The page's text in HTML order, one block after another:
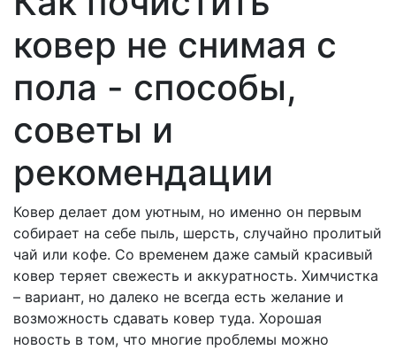
ковер не снимая с
пола - способы,
советы и
рекомендации
Ковер делает дом уютным, но именно он первым
собирает на себе пыль, шерсть, случайно пролитый
чай или кофе. Со временем даже самый красивый
ковер теряет свежесть и аккуратность. Химчистка
– вариант, но далеко не всегда есть желание и
возможность сдавать ковер туда. Хорошая
новость в том, что многие проблемы можно